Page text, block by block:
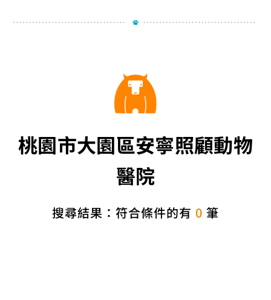
桃園市大園區安寧照顧動物
醫院
搜尋結果：符合條件的有 0 筆